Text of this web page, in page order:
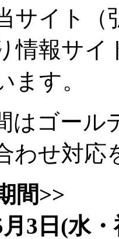
サイト（
情報サ
ます。
はゴール
わせ対応
間>>
月3日(水